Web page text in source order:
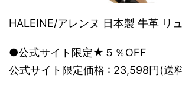
HALEINE/アレンヌ 日本製 牛革 リ
●公式サイト限定★５％OFF
公式サイト限定価格 : 23,598円(送